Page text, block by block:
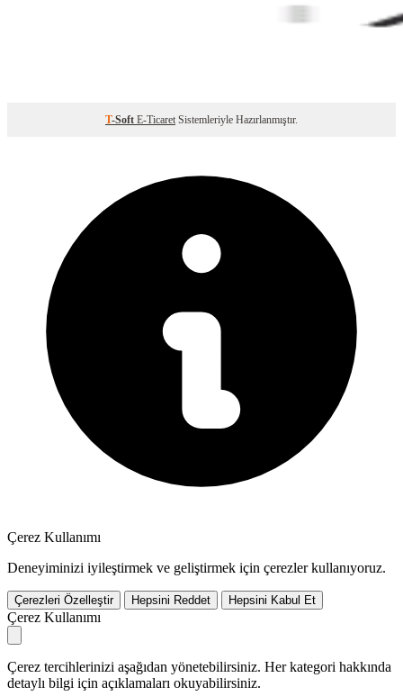
T-Soft E-Ticaret Sistemleriyle Hazırlanmıştır.
Çerez Kullanımı
Deneyiminizi iyileştirmek ve geliştirmek için çerezler kullanıyoruz.
Çerezleri Özelleştir Hepsini Reddet Hepsini Kabul Et
Çerez Kullanımı
Çerez tercihlerinizi aşağıdan yönetebilirsiniz. Her kategori hakkında
detaylı bilgi için açıklamaları okuyabilirsiniz.